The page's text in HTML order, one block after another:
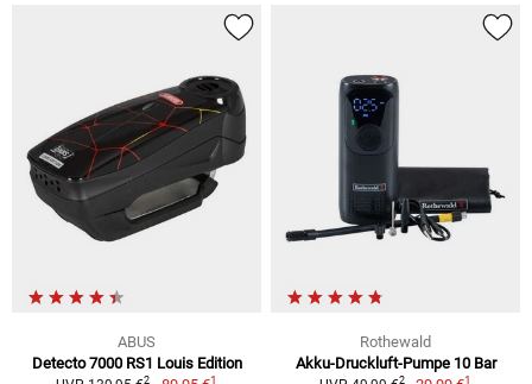
ABUS
Detecto 7000 RS1 Louis Edition
2 1
Rothewald
Akku-Druckluft-Pumpe 10 Bar
2 1